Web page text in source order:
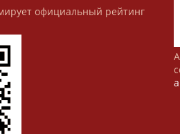
официальный рейтинг